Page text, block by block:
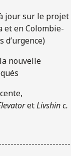
jour sur le projet
et en Colombie-
d’urgence)
nouvelle
etLivshin c.